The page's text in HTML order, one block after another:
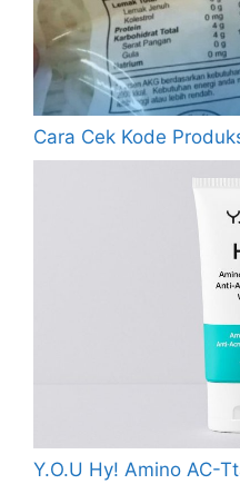
Cara Cek Kode
Y.O.U Hy! Amino AC-